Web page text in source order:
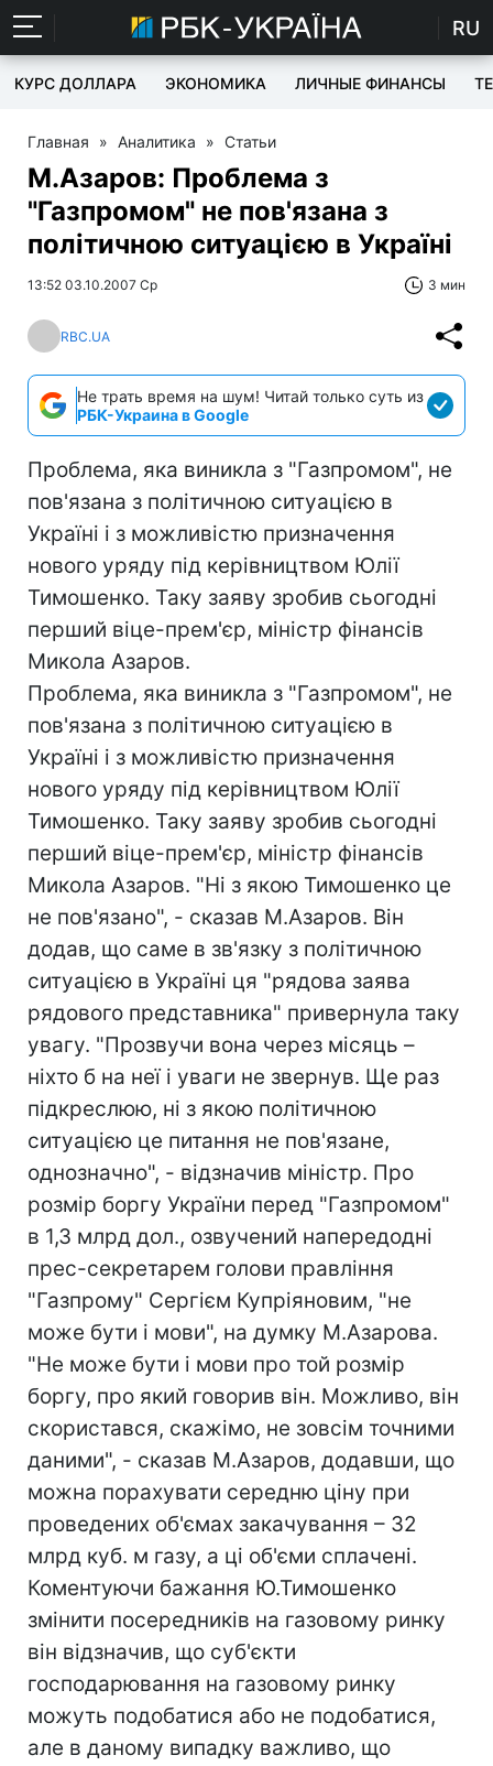
RU
КУРС ДОЛЛАРА ЭКОНОМИКА ЛИЧНЫЕ ФИНАНСЫ
Главная » Аналитика » Статьи
М.Азаров: Проблема з
"Газпромом" не пов'язана з
політичною ситуацією в Україні
13:52 03.10.2007 Ср 3 мин
RBC.UA
Не трать время на шум! Читай только суть из
РБК-Украина в Google
Проблема, яка виникла з "Газпромом", не
пов'язана з політичною ситуацією в
Україні і з можливістю призначення
нового уряду під керівництвом Юлії
Тимошенко. Таку заяву зробив сьогодні
перший віце-прем'єр, міністр фінансів
Микола Азаров.
Проблема, яка виникла з "Газпромом", не
пов'язана з політичною ситуацією в
Україні і з можливістю призначення
нового уряду під керівництвом Юлії
Тимошенко. Таку заяву зробив сьогодні
перший віце-прем'єр, міністр фінансів
Микола Азаров. "Ні з якою Тимошенко це
не пов'язано", - сказав М.Азаров. Він
додав, що саме в зв'язку з політичною
ситуацією в Україні ця "рядова заява
рядового представника" привернула таку
увагу. "Прозвучи вона через місяць –
ніхто б на неї і уваги не звернув. Ще раз
підкреслюю, ні з якою політичною
ситуацією це питання не пов'язане,
однозначно", - відзначив міністр. Про
розмір боргу України перед "Газпромом"
в 1,3 млрд дол., озвучений напередодні
прес-секретарем голови правління
"Газпрому" Сергієм Купріяновим, "не
може бути і мови", на думку М.Азарова.
"Не може бути і мови про той розмір
боргу, про який говорив він. Можливо, він
скористався, скажімо, не зовсім точними
даними", - сказав М.Азаров, додавши, що
можна порахувати середню ціну при
проведених об'ємах закачування – 32
млрд куб. м газу, а ці об'єми сплачені.
Коментуючи бажання Ю.Тимошенко
змінити посередників на газовому ринку
він відзначив, що суб'єкти
господарювання на газовому ринку
можуть подобатися або не подобатися,
але в даному випадку важливо, що